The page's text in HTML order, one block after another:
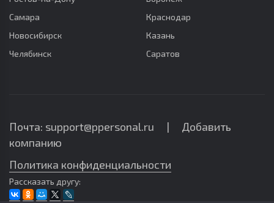
Самара
Краснодар
Новосибирск
Казань
Челябинск
Саратов
Почта: support@ppersonal.ru | Добавить
компанию
Политика конфиденциальности
Рассказать другу: